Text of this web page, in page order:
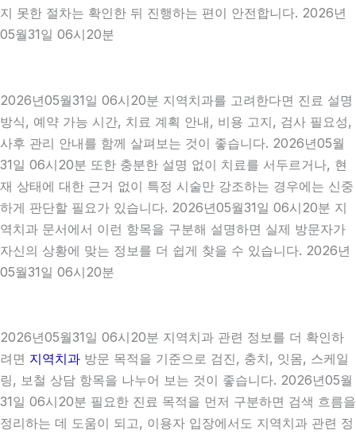
지 못한 절차는 확인한 뒤 진행하는 편이 안전합니다. 2026년
05월31일 06시20분
2026년05월31일 06시20분 지역치과를 고려한다면 진료 설명
방식, 예약 가능 시간, 치료 계획 안내, 비용 고지, 검사 필요성,
사후 관리 안내를 함께 살펴보는 것이 좋습니다. 2026년05월
31일 06시20분 또한 충분한 설명 없이 치료를 서두르거나, 현
재 상태에 대한 근거 없이 특정 시술만 강조하는 경우에는 신중
하게 판단할 필요가 있습니다. 2026년05월31일 06시20분 지
역치과 문서에서 이런 항목을 구분해 설명하면 실제 방문자가
자신의 상황에 맞는 정보를 더 쉽게 찾을 수 있습니다. 2026년
05월31일 06시20분
2026년05월31일 06시20분 지역치과 관련 정보를 더 확인하
려면 지역치과 방문 목적을 기준으로 검진, 충치, 잇몸, 스케일
링, 보철 상담 항목을 나누어 보는 것이 좋습니다. 2026년05월
31일 06시20분 필요한 진료 목적을 먼저 구분하면 검색 흐름을
정리하는 데 도움이 되고, 이용자 입장에서도 지역치과 관련 정